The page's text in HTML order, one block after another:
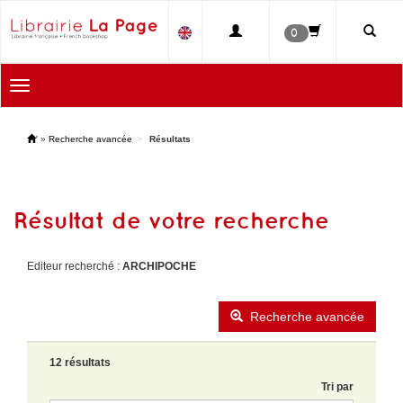
0
Toggle
navigation
' » Recherche avancée Résultats
Résultat de votre recherche
Editeur recherché : ARCHIPOCHE
Recherche avancée
12 résultats
Tri par